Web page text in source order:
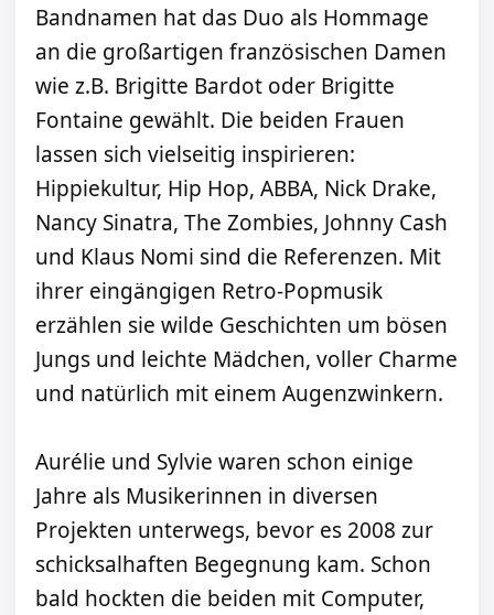
Bandnamen hat das Duo als Hommage
an die großartigen französischen Damen
wie z.B. Brigitte Bardot oder Brigitte
Fontaine gewählt. Die beiden Frauen
lassen sich vielseitig inspirieren:
Hippiekultur, Hip Hop, ABBA, Nick Drake,
Nancy Sinatra, The Zombies, Johnny Cash
und Klaus Nomi sind die Referenzen. Mit
ihrer eingängigen Retro-Popmusik
erzählen sie wilde Geschichten um bösen
Jungs und leichte Mädchen, voller Charme
und natürlich mit einem Augenzwinkern.
Aurélie und Sylvie waren schon einige
Jahre als Musikerinnen in diversen
Projekten unterwegs, bevor es 2008 zur
schicksalhaften Begegnung kam. Schon
bald hockten die beiden mit Computer,